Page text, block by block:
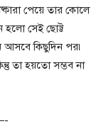
পেয়ে তার কোলে
সেই ছোট্ট
আসবে কিছুদিন পর৷
তা হয়তো সম্ভব না